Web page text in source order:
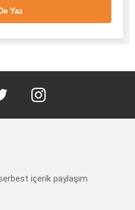
Yaz
içerik paylaşım